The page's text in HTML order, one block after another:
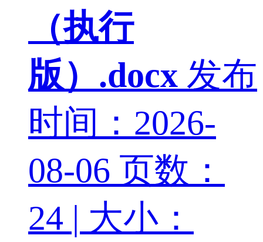
（执行
版）.docx 发布
时间：2026-
08-06 页数：
24 | 大小：